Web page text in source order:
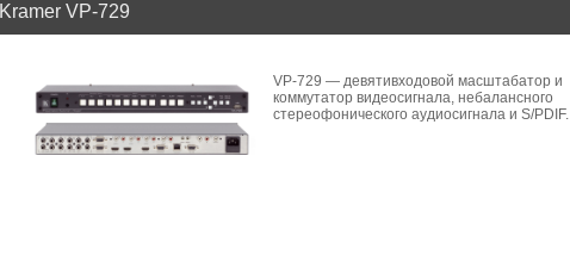
Kramer VP-729
VP-729 — девятивходовой масштабатор и
коммутатор видеосигнала, небалансного
стереофонического аудиосигнала и S/PDIF.